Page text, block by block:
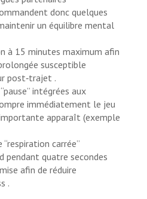
donc quelques
un équilibre mental
à 15 minutes maximum afin
susceptible
post‑trajet .
intégrées aux
immédiatement le jeu
apparaît (exemple
carrée”
pendant quatre secondes
afin de réduire
.